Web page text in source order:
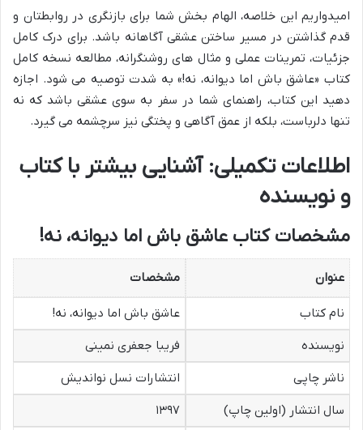
امیدواریم این خلاصه، الهام بخش شما برای بازنگری در روابطتان و
قدم گذاشتن در مسیر ساختن عشقی آگاهانه باشد. برای درک کامل
جزئیات، تمرینات عملی و مثال های روشنگرانه، مطالعه نسخه کامل
کتاب «عاشق باش اما دیوانه، نه!» به شدت توصیه می شود. اجازه
دهید این کتاب، راهنمای شما در سفر به سوی عشقی باشد که نه
تنها دلرباست، بلکه از عمق آگاهی و پختگی نیز سرچشمه می گیرد.
اطلاعات تکمیلی: آشنایی بیشتر با کتاب
و نویسنده
مشخصات کتاب عاشق باش اما دیوانه، نه!
عنوان مشخصات
نام کتاب
عاشق باش اما دیوانه، نه!
نویسنده
فریبا جعفری نمینی
ناشر چاپی
انتشارات نسل نواندیش
سال انتشار (اولین چاپ)
۱۳۹۷